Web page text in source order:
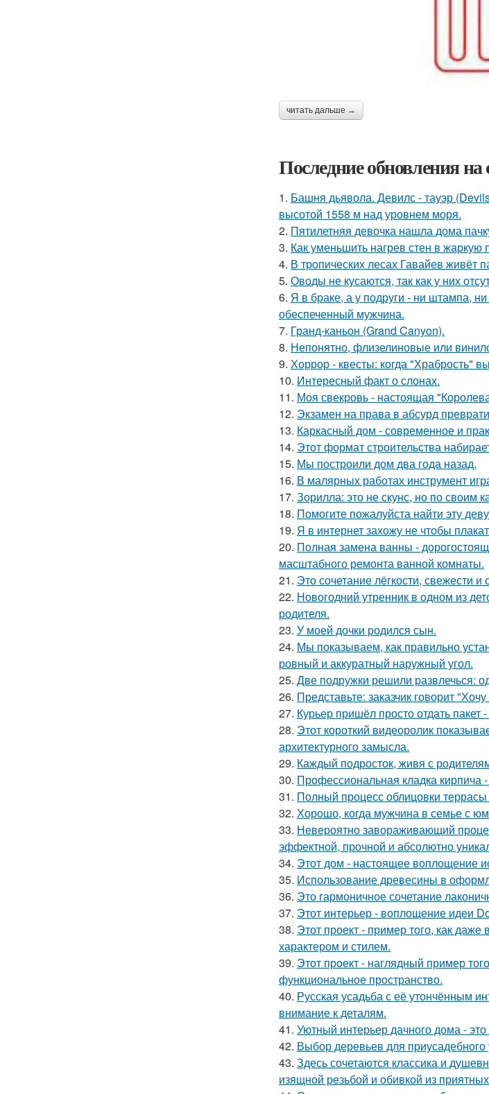
читать дальше →
Последние обновления на
1. Башня дьявола. Девилс - тауэр
высотой 1558 м над уровнем моря.
2. Пятилетняя девочка нашла дома
3. Как уменьшить нагрев стен в жаркую
4. В тропических лесах Гавайев живёт
5. Оводы не кусаются, так как у них
6. Я в браке, а у подруги - ни штампа,
обеспеченный мужчина.
7. Гранд-каньон (Grand Canyon).
8. Непонятно, флизелиновые или
9. Хоррор - квесты: когда "Храбрость"
10. Интересный факт о слонах.
11. Моя свекровь - настоящая
12. Экзамен на права в абсурд
13. Каркасный дом - современное и
14. Этот формат строительства
15. Мы построили дом два года назад.
16. В малярных работах инструмент
17. Зорилла: это не скунс, но по своим
18. Помогите пожалуйста найти эту
19. Я в интернет захожу не чтобы
20. Полная замена ванны -
масштабного ремонта ванной комнаты.
21. Это сочетание лёгкости, свежести и
22. Новогодний утренник в одном из
родителя.
23. У моей дочки родился сын.
24. Мы показываем, как правильно
ровный и аккуратный наружный угол.
25. Две подружки решили развлечься:
26. Представьте: заказчик говорит
27. Курьер пришёл просто отдать
28. Этот короткий видеоролик
архитектурного замысла.
29. Каждый подросток, живя с
30. Профессиональная кладка кирпича
31. Полный процесс облицовки
32. Хорошо, когда мужчина в семье с
33. Невероятно завораживающий
эффектной, прочной и абсолютно
34. Этот дом - настоящее воплощение
35. Использование древесины в
36. Это гармоничное сочетание
37. Этот интерьер - воплощение идеи
38. Этот проект - пример того, как
характером и стилем.
39. Этот проект - наглядный пример
функциональное пространство.
40. Русская усадьба с её утончённым
внимание к деталям.
41. Уютный интерьер дачного дома -
42. Выбор деревьев для приусадебного
43. Здесь сочетаются классика и
изящной резьбой и обивкой из